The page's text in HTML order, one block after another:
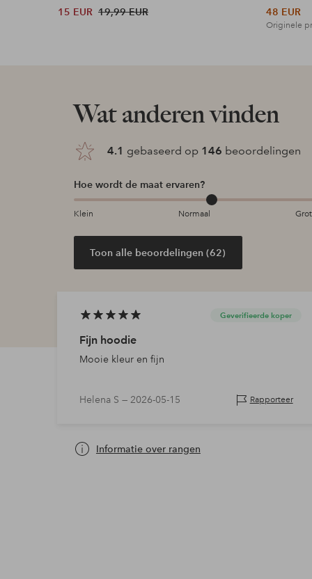
15 EUR 19,99 EUR
48 EUR
Originele
Wat anderen vinden
4.1 gebaseerd op 146 beoordelingen
Hoe wordt de maat ervaren?
Klein Normaal
Toon alle beoordelingen (62)
Geverifieerde koper
Fijn hoodie
Mooie kleur en fijn
Helena S — 2026-05-15 Rapporteer
Informatie over rangen